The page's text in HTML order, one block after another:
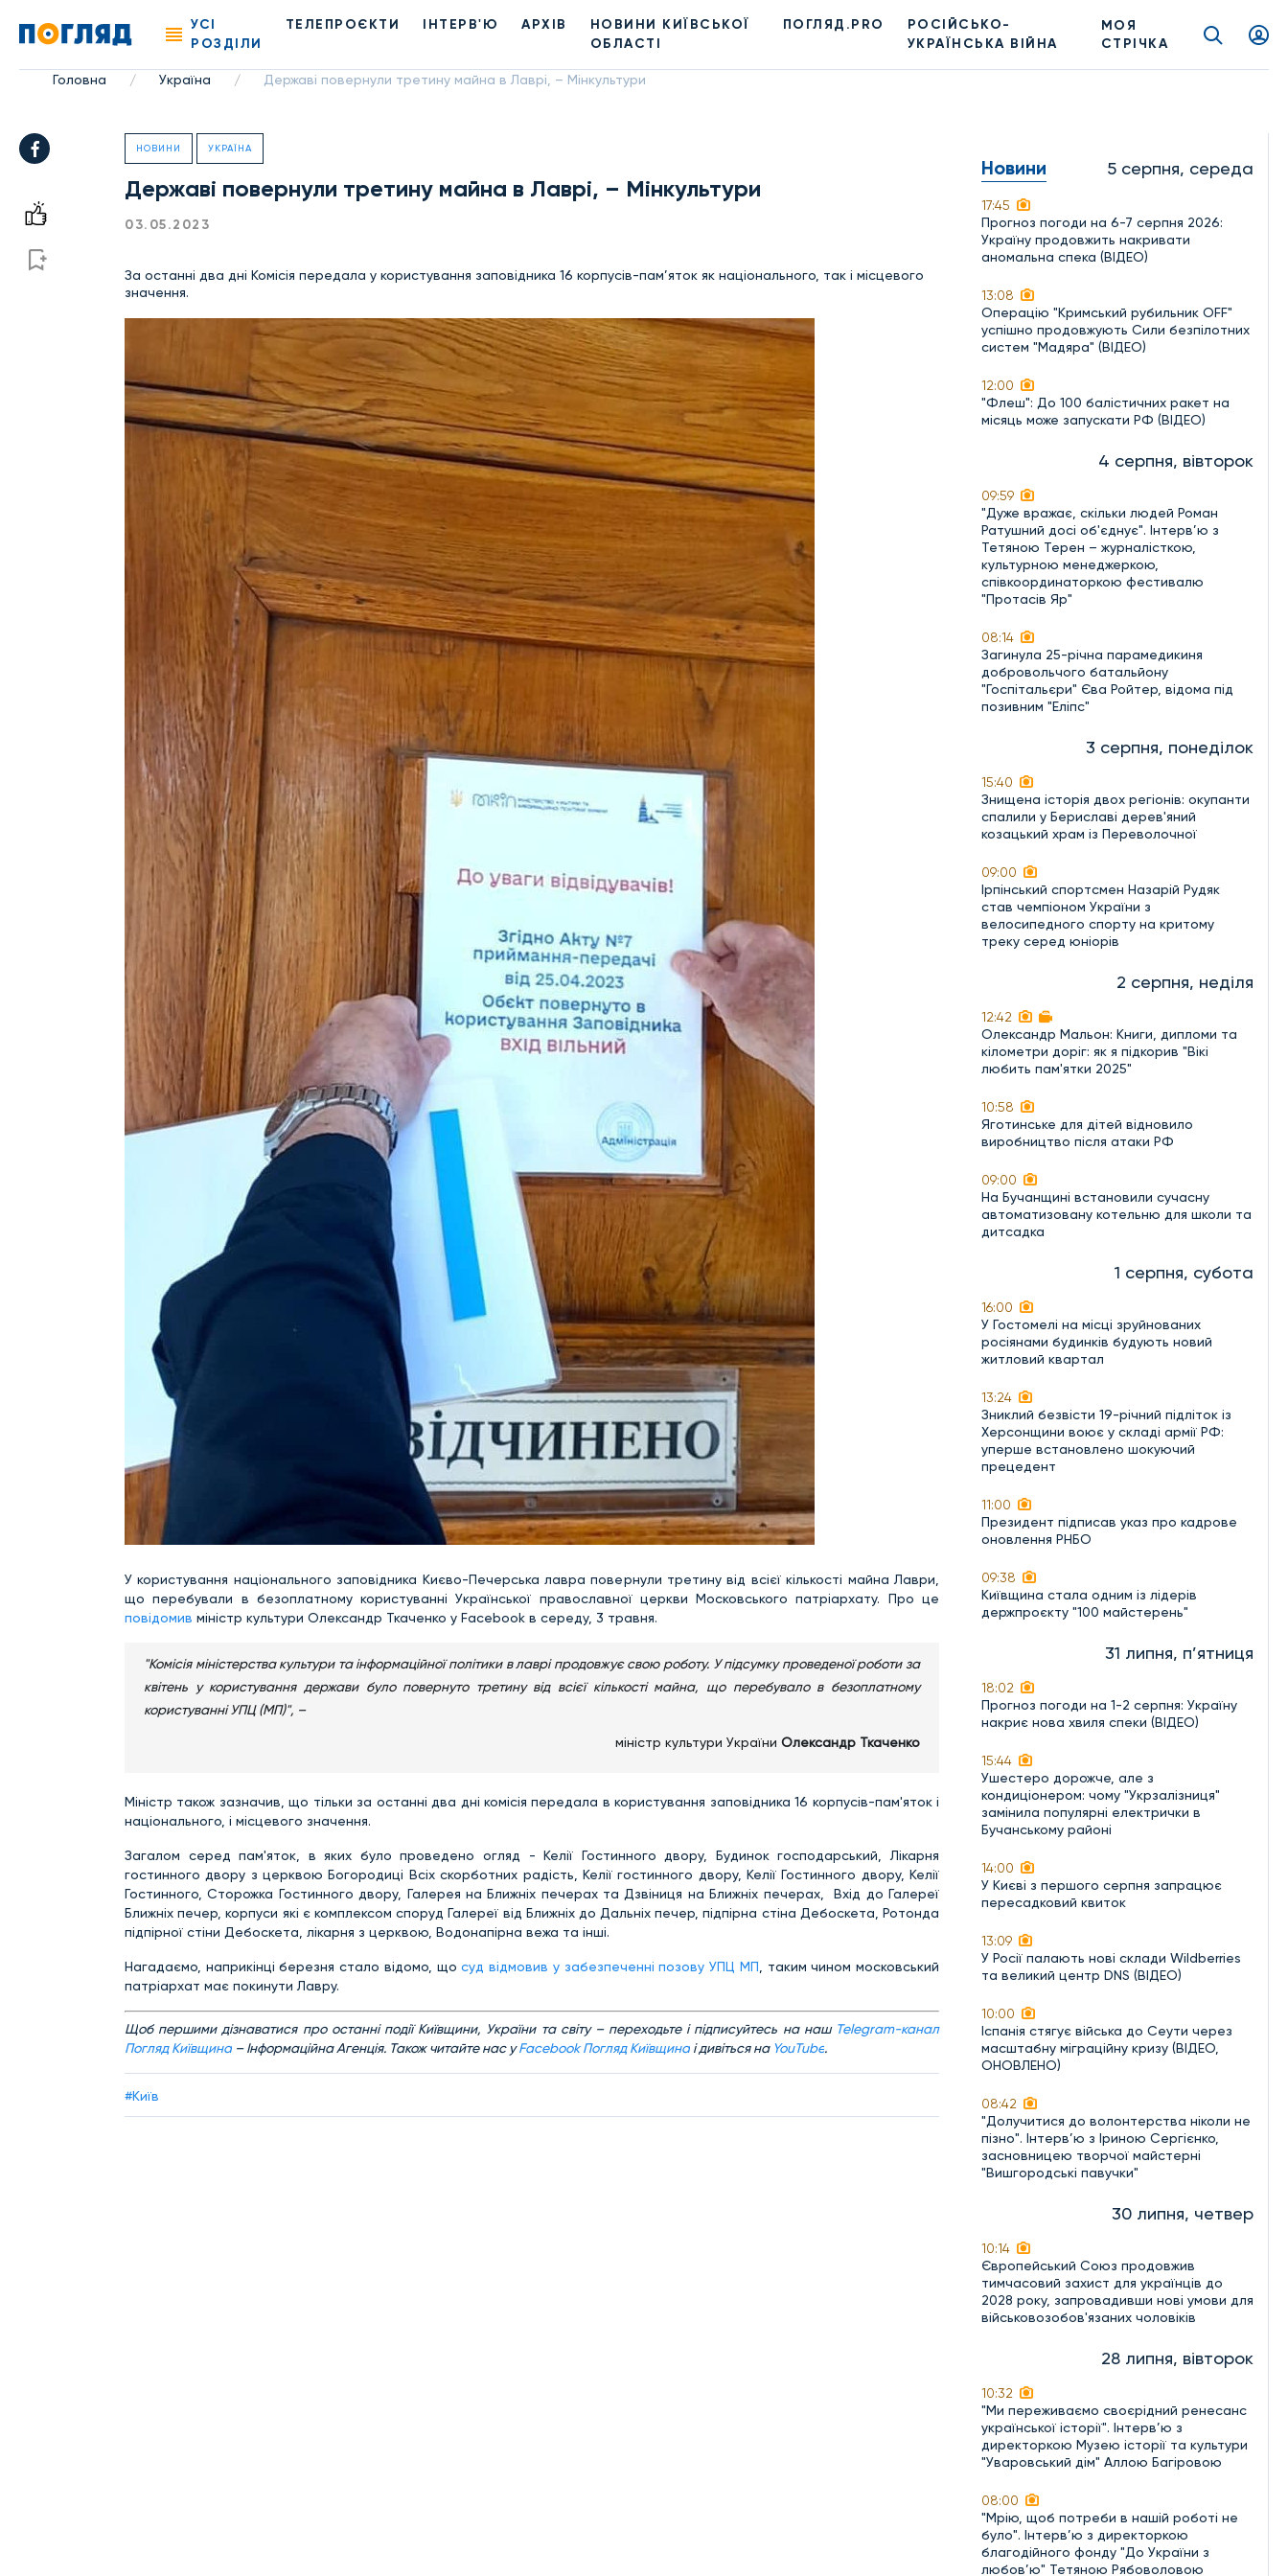
УСІ
РОЗДІЛИ
ТЕЛЕПРОЄКТИ ІНТЕРВ'Ю АРХІВ
НОВИНИ КИЇВСЬКОЇ
ОБЛАСТІ
ПОГЛЯД.PRO
РОСІЙСЬКО-
УКРАЇНСЬКА ВІЙНА
МОЯ
СТРІЧКА
Головна / Україна / Державі повернули третину майна в Лаврі, – Мінкультури
НОВИНИ УКРАЇНА
Державі повернули третину майна в Лаврі, – Мінкультури
03.05.2023
За останні два дні Комісія передала у користування заповідника 16 корпусів-пам’яток як національного, так і місцевого
значення.
У користування національного заповідника Києво-Печерська лавра повернули третину від всієї кількості майна Лаври,
що перебували в безоплатному користуванні Української православної церкви Московського патріархату. Про це
повідомив міністр культури Олександр Ткаченко у Facebook в середу, 3 травня.
"Комісія міністерства культури та інформаційної політики в лаврі продовжує свою роботу. У підсумку проведеної роботи за
квітень у користування держави було повернуто третину від всієї кількості майна, що перебувало в безоплатному
користуванні УПЦ (МП)", –
міністр культури України Олександр Ткаченко
Міністр також зазначив, що тільки за останні два дні комісія передала в користування заповідника 16 корпусів-пам'яток і
національного, і місцевого значення.
Загалом серед пам'яток, в яких було проведено огляд - Келії Гостинного двору, Будинок господарський, Лікарня
гостинного двору з церквою Богородиці Всіх скорботних радість, Келії гостинного двору, Келії Гостинного двору, Келії
Гостинного, Сторожка Гостинного двору, Галерея на Ближніх печерах та Дзвіниця на Ближніх печерах, Вхід до Галереї
Ближніх печер, корпуси які є комплексом споруд Галереї від Ближніх до Дальніх печер, підпірна стіна Дебоскета, Ротонда
підпірної стіни Дебоскета, лікарня з церквою, Водонапірна вежа та інші.
Нагадаємо, наприкінці березня стало відомо, щосуд відмовив у забезпеченні позову УПЦ МП , таким чином московський
патріархат має покинути Лавру.
Щоб першими дізнаватися про останні події Київщини, України та світу – переходьте і підписуйтесь на наш Telegram-канал
Погляд Київщина – Інформаційна Агенція. Також читайте нас уFacebook Погляд Київщина і дивіться на YouTube.
#Київ
Новини 5 серпня, середа
17:45
Прогноз погоди на 6-7 серпня 2026:
Україну продовжить накривати
аномальна спека (ВІДЕО)
13:08
Операцію "Кримський рубильник OFF"
успішно продовжують Сили безпілотних
систем "Мадяра" (ВІДЕО)
12:00
"Флеш": До 100 балістичних ракет на
місяць може запускати РФ (ВІДЕО)
4 серпня, вівторок
09:59
"Дуже вражає, скільки людей Роман
Ратушний досі об'єднує". Інтерв’ю з
Тетяною Терен – журналісткою,
культурною менеджеркою,
співкоординаторкою фестивалю
"Протасів Яр"
08:14
Загинула 25-річна парамедикиня
добровольчого батальйону
"Госпітальєри" Єва Ройтер, відома під
позивним "Еліпс"
3 серпня, понеділок
15:40
Знищена історія двох регіонів: окупанти
спалили у Бериславі дерев'яний
козацький храм із Переволочної
09:00
Ірпінський спортсмен Назарій Рудяк
став чемпіоном України з
велосипедного спорту на критому
треку серед юніорів
2 серпня, неділя
12:42
Олександр Мальон: Книги, дипломи та
кілометри доріг: як я підкорив "Вікі
любить пам'ятки 2025"
10:58
Яготинське для дітей відновило
виробництво після атаки РФ
09:00
На Бучанщині встановили сучасну
автоматизовану котельню для школи та
дитсадка
1 серпня, субота
16:00
У Гостомелі на місці зруйнованих
росіянами будинків будують новий
житловий квартал
13:24
Зниклий безвісти 19-річний підліток із
Херсонщини воює у складі армії РФ:
уперше встановлено шокуючий
прецедент
11:00
Президент підписав указ про кадрове
оновлення РНБО
09:38
Київщина стала одним із лідерів
держпроєкту "100 майстерень"
31 липня, п’ятниця
18:02
Прогноз погоди на 1-2 серпня: Україну
накриє нова хвиля спеки (ВІДЕО)
15:44
Ушестеро дорожче, але з
кондиціонером: чому "Укрзалізниця"
замінила популярні електрички в
Бучанському районі
14:00
У Києві з першого серпня запрацює
пересадковий квиток
13:09
У Росії палають нові склади Wildberries
та великий центр DNS (ВІДЕО)
10:00
Іспанія стягує війська до Сеути через
масштабну міграційну кризу (ВІДЕО,
ОНОВЛЕНО)
08:42
"Долучитися до волонтерства ніколи не
пізно". Інтерв’ю з Іриною Сергієнко,
засновницею творчої майстерні
"Вишгородські павучки"
30 липня, четвер
10:14
Європейський Союз продовжив
тимчасовий захист для українців до
2028 року, запровадивши нові умови для
військовозобов'язаних чоловіків
28 липня, вівторок
10:32
"Ми переживаємо своєрідний ренесанс
української історії". Інтерв’ю з
директоркою Музею історії та культури
"Уваровський дім" Аллою Багіровою
08:00
"Мрію, щоб потреби в нашій роботі не
було". Інтерв’ю з директоркою
благодійного фонду "До України з
любов’ю" Тетяною Рябоволовою